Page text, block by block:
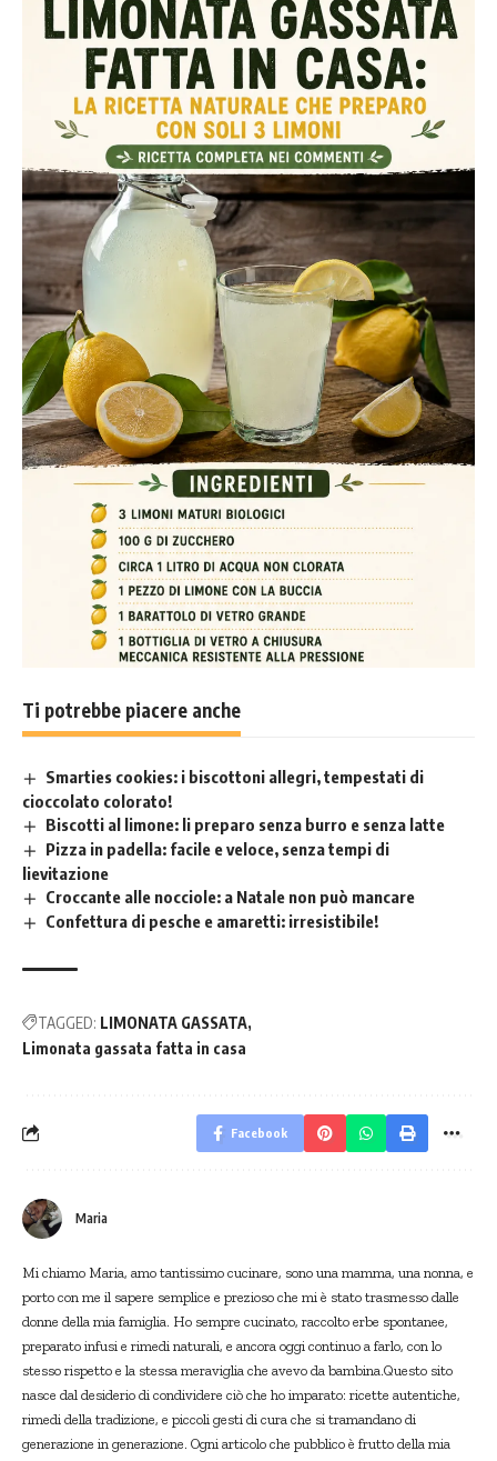
Ti potrebbe piacere anche
Smarties cookies: i biscottoni allegri, tempestati di
cioccolato colorato!
Biscotti al limone: li preparo senza burro e senza latte
Pizza in padella: facile e veloce, senza tempi di
lievitazione
Croccante alle nocciole: a Natale non può mancare
Confettura di pesche e amaretti: irresistibile!
TAGGED: LIMONATA GASSATA
Limonata gassata fatta in casa
Facebook
Maria
Mi chiamo Maria, amo tantissimo cucinare, sono una mamma, una nonna, e
porto con me il sapere semplice e prezioso che mi è stato trasmesso dalle
donne della mia famiglia. Ho sempre cucinato, raccolto erbe spontanee,
preparato infusi e rimedi naturali, e ancora oggi continuo a farlo, con lo
stesso rispetto e la stessa meraviglia che avevo da bambina.Questo sito
nasce dal desiderio di condividere ciò che ho imparato: ricette autentiche,
rimedi della tradizione, e piccoli gesti di cura che si tramandano di
generazione in generazione. Ogni articolo che pubblico è frutto della mia